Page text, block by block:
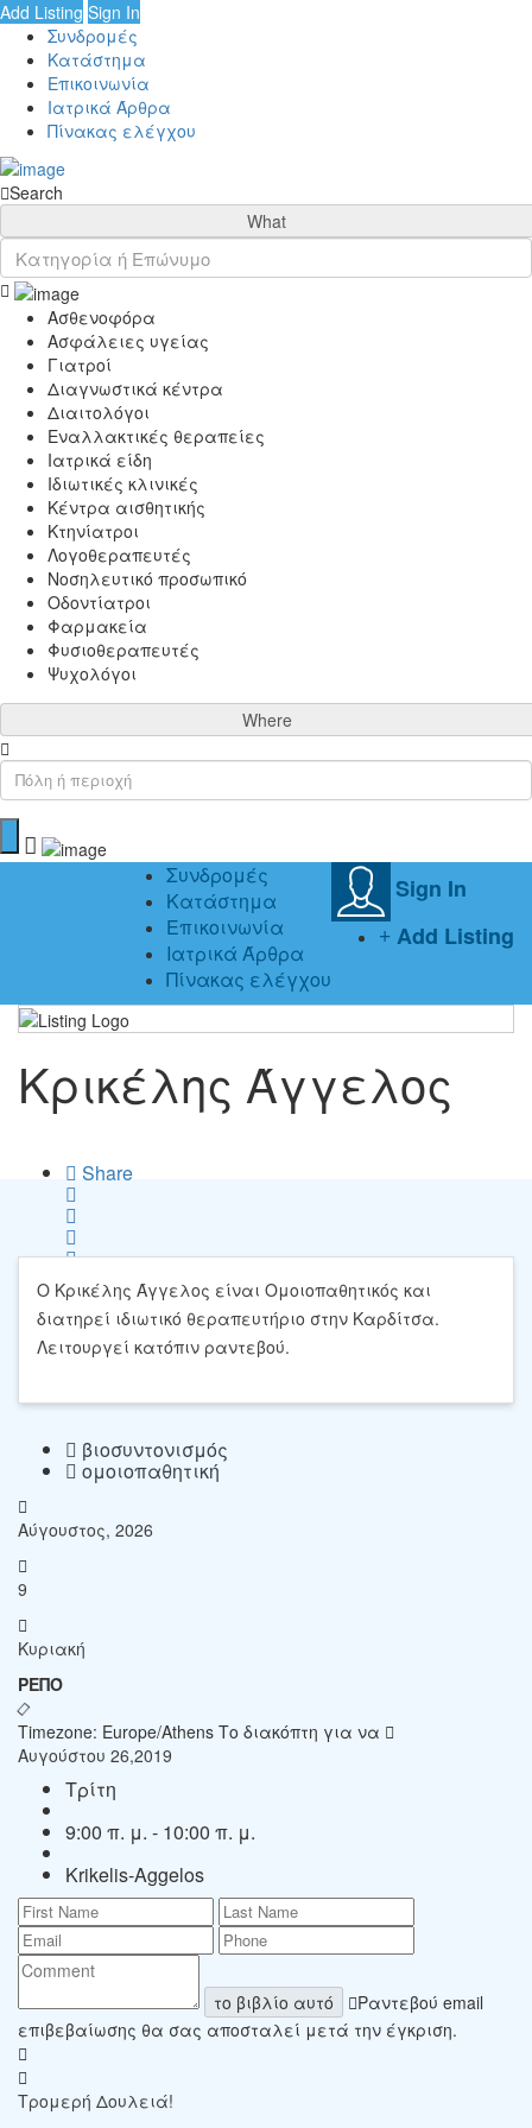
Add Listing Sign In
Συνδρομές
Κατάστημα
Επικοινωνία
Ιατρικά Άρθρα
Πίνακας ελέγχου
Search
What
Ασθενοφόρα
Ασφάλειες υγείας
Γιατροί
Διαγνωστικά κέντρα
Διαιτολόγοι
Εναλλακτικές θεραπείες
Ιατρικά είδη
Ιδιωτικές κλινικές
Κέντρα αισθητικής
Κτηνίατροι
Λογοθεραπευτές
Νοσηλευτικό προσωπικό
Οδοντίατροι
Φαρμακεία
Φυσιοθεραπευτές
Ψυχολόγοι
Where
Sign In
Add Listing
Συνδρομές
Κατάστημα
Επικοινωνία
Ιατρικά Άρθρα
Πίνακας ελέγχου
Κρικέλης Άγγελος
Share
Save
Ο Κρικέλης Άγγελος είναι Ομοιοπαθητικός και
διατηρεί ιδιωτικό θεραπευτήριο στην Καρδίτσα.
Λειτουργεί κατόπιν ραντεβού.
βιοσυντονισμός
ομοιοπαθητική
Αύγουστος, 2026
9
Κυριακή
ΡΕΠΌ
Timezone: Europe/Athens Το διακόπτη για να
Αυγούστου 26,2019
Τρίτη
9:00 π. μ. - 10:00 π. μ.
Krikelis-Aggelos
το βιβλίο αυτό
Ραντεβού email
επιβεβαίωσης θα σας αποσταλεί μετά την έγκριση.
Τρομερή Δουλειά!